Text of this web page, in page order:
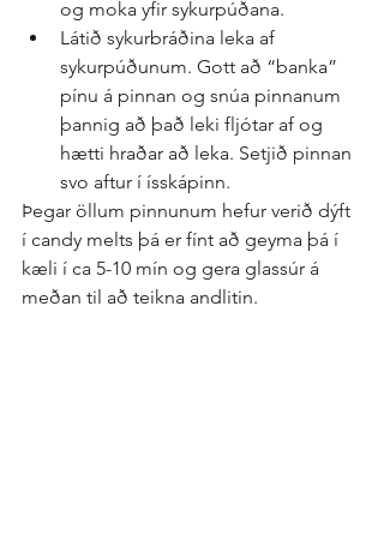
og moka yfir sykurpúðana.
Látið sykurbráðina leka af
sykurpúðunum. Gott að “banka”
pínu á pinnan og snúa pinnanum
þannig að það leki fljótar af og
hætti hraðar að leka. Setjið pinnan
svo aftur í ísskápinn.
Þegar öllum pinnunum hefur verið dýft
í candy melts þá er fínt að geyma þá í
kæli í ca 5-10 mín og gera glassúr á
meðan til að teikna andlitin.